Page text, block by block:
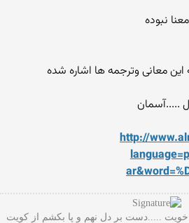
نبوده
معانی وترجمه ها اشاره شده
.....آسمان
http://
خویت .....دست بر دل نهم و پا بکشم از کویت